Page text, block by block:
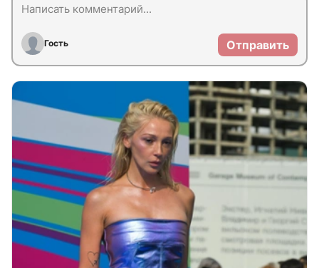
Гость Отправить